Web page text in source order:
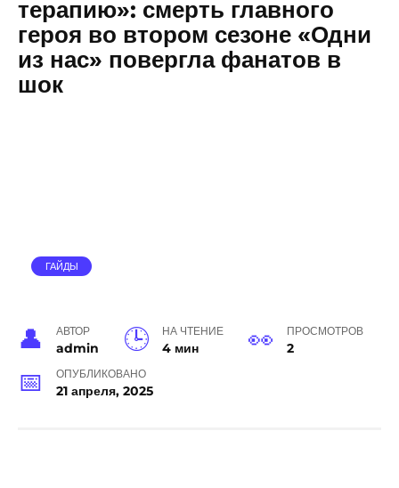
терапию»: смерть главного
героя во втором сезоне «Одни
из нас» повергла фанатов в
шок
ГАЙДЫ
АВТОР
admin
НА ЧТЕНИЕ
4 мин
ПРОСМОТРОВ
2
ОПУБЛИКОВАНО
21 апреля, 2025